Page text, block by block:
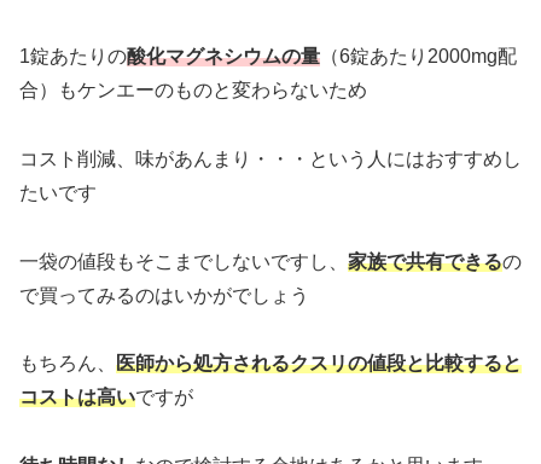
1錠あたりの酸化マグネシウムの量 （6錠あたり2000mg配
合）もケンエーのものと変わらないため
コスト削減、味があんまり・・・という人にはおすすめし
たいです
一袋の値段もそこまでしないですし、 家族で共有できるの
で買ってみるのはいかがでしょう
もちろん、 医師から処方されるクスリの値段と比較すると
コストは高いですが